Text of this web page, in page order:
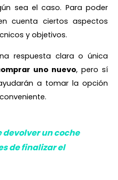
sea el caso. Para poder
cuenta ciertos aspectos
y objetivos.
respuesta clara o única
uno nuevo, pero sí
a tomar la opción
devolver un coche
de finalizar el